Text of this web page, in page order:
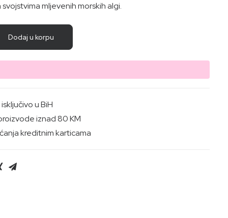
mljevenih morskih algi.
Dodaj u korpu
u BiH
iznad 80 KM
kreditnim karticama